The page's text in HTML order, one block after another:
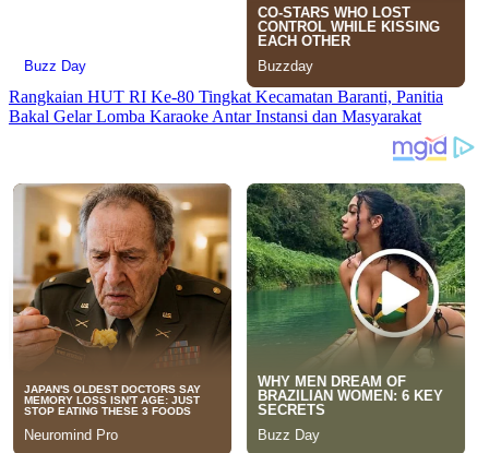
Rangkaian HUT RI Ke-80 Tingkat Kecamatan Baranti, Panitia
Bakal Gelar Lomba Karaoke Antar Instansi dan Masyarakat